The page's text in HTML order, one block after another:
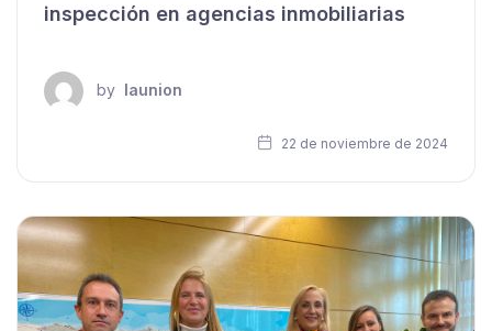
inspección en agencias inmobiliarias
by launion
22 de noviembre de 2024